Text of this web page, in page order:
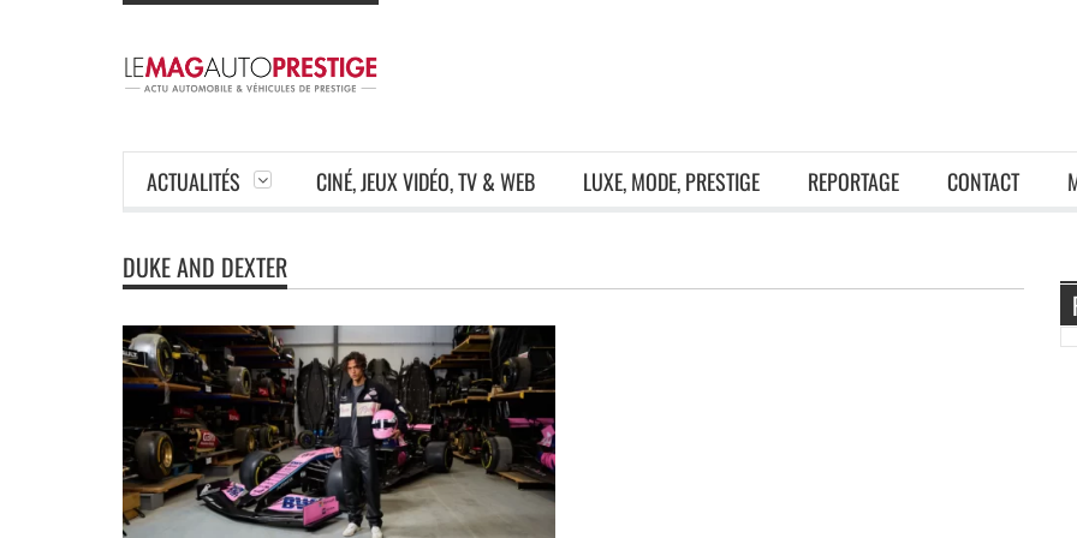
ACTUALITÉS CINÉ, JEUX VIDÉO, TV & WEB LUXE, MODE, PRESTIGE REPORTAGE CONTACT
DUKE AND DEXTER